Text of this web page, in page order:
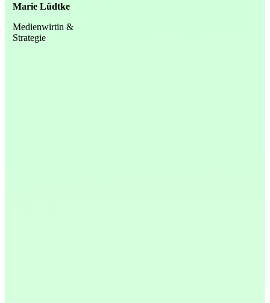
Marie Lüdtke
Medienwirtin &
Strategie